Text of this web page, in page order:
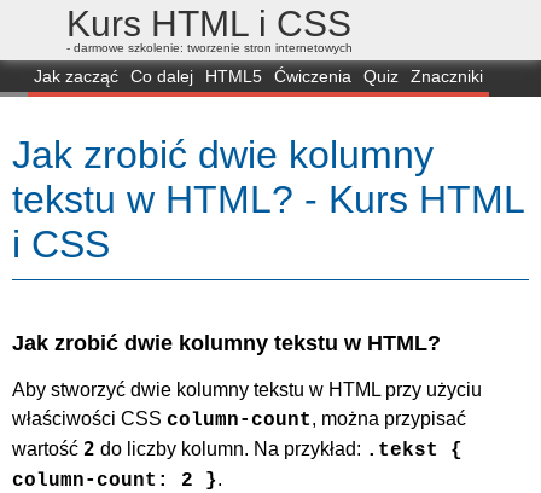
Kurs HTML i CSS
- darmowe szkolenie: tworzenie stron internetowych
Jak zacząć Co dalej HTML5 Ćwiczenia Quiz
Znaczniki
FAQ
Przeglądarki Mapa FORUM
Jak zrobić dwie kolumny
tekstu w HTML? - Kurs HTML
i CSS
Jak zrobić dwie kolumny tekstu w HTML?
Aby stworzyć dwie kolumny tekstu w HTML przy użyciu
właściwości CSS column-count, można przypisać
wartość 2 do liczby kolumn. Na przykład: .tekst {
column-count: 2 }.